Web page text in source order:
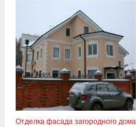
Отделка фасада загородного дома